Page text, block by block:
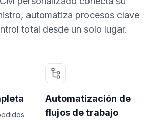
automatiza procesos clave
total desde un solo lugar.
Automatización de
flujos de trabajo